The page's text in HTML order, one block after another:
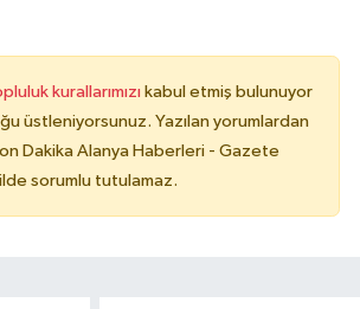
kurallarımızı kabul etmiş bulunuyor
üstleniyorsunuz. Yazılan yorumlardan
Dakika Alanya Haberleri - Gazete
sorumlu tutulamaz.